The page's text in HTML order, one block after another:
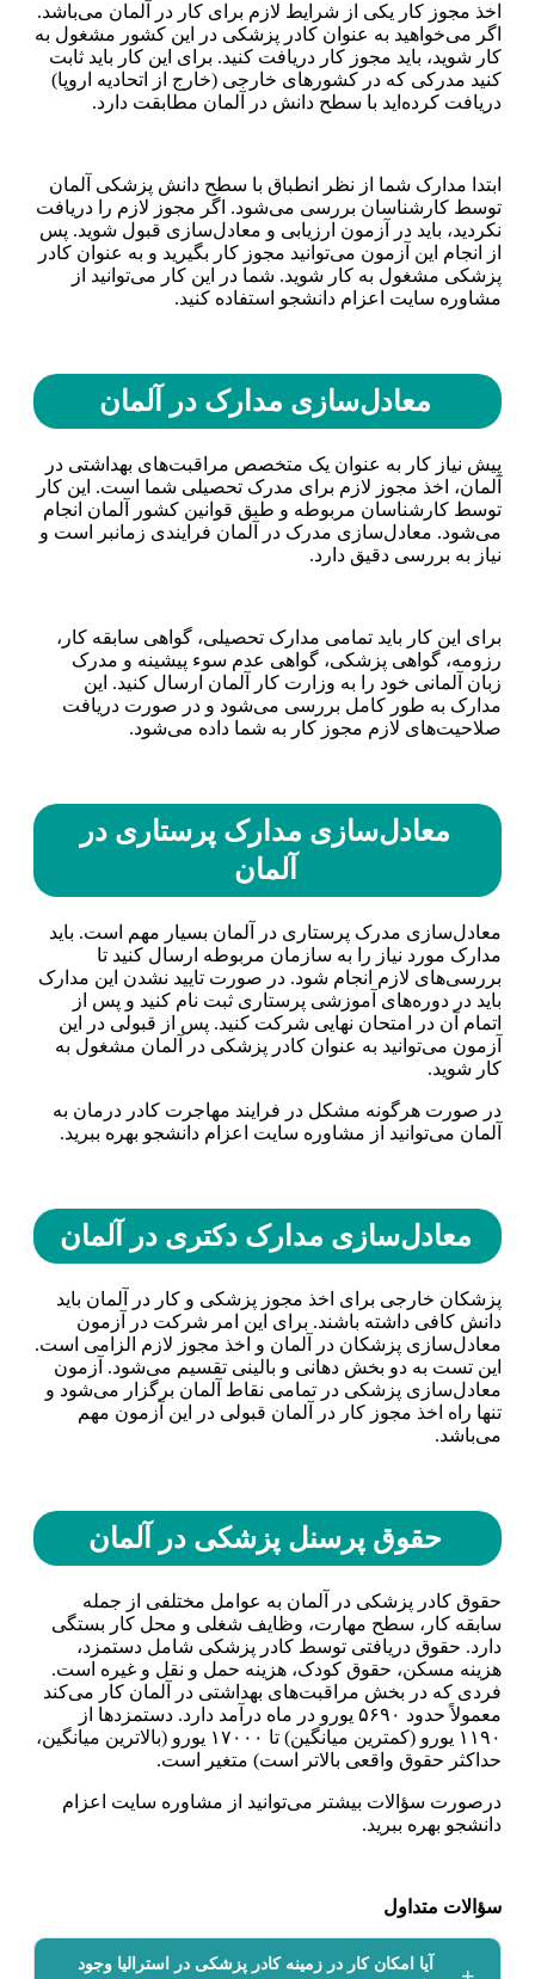
اخذ مجوز کار یکی از شرایط لازم برای کار در آلمان می‌باشد.
اگر می‌خواهید به عنوان کادر پزشکی در این کشور مشغول به
کار شوید، باید مجوز کار دریافت کنید. برای این کار باید ثابت
کنید مدرکی که در کشور‌های خارجی (خارج از اتحادیه اروپا)
دریافت کرده‌اید با سطح دانش در آلمان مطابقت دارد.
ابتدا مدارک شما از نظر انطباق با سطح دانش پزشکی آلمان
توسط کارشناسان بررسی می‌شود. اگر مجوز لازم را دریافت
نکردید، باید در آزمون ارزیابی و معادل‌سازی قبول شوید. پس
از انجام این آزمون می‌توانید مجوز کار بگیرید و به عنوان کادر
پزشکی مشغول به کار شوید. شما در این کار می‌توانید از
مشاوره سایت اعزام دانشجو استفاده کنید.
معادل‌سازی مدارک در آلمان
پیش نیاز کار به عنوان یک متخصص مراقبت‌های بهداشتی در
آلمان، اخذ مجوز لازم برای مدرک تحصیلی شما است. این کار
توسط کارشناسان مربوطه و طبق قوانین کشور آلمان انجام
می‌شود. معادل‌سازی مدرک در آلمان فرایندی زمانبر است و
نیاز به بررسی دقیق دارد.
برای این کار باید تمامی مدارک تحصیلی، گواهی سابقه کار،
رزومه، گواهی پزشکی، گواهی عدم سوء پیشینه و مدرک
زبان آلمانی خود را به وزارت کار آلمان ارسال کنید. این
مدارک به طور کامل بررسی می‌شود و در صورت دریافت
صلاحیت‌های لازم مجوز کار به شما داده می‌شود.
معادل‌سازی مدارک پرستاری در
آلمان
معادل‌سازی مدرک پرستاری در آلمان بسیار مهم است. باید
مدارک مورد نیاز را به سازمان مربوطه ارسال کنید تا
بررسی‌های لازم انجام شود. در صورت تایید نشدن این مدارک
باید در دوره‌های آموزشی پرستاری ثبت نام کنید و پس از
اتمام آن در امتحان نهایی شرکت کنید. پس از قبولی در این
آزمون می‌توانید به عنوان کادر پزشکی در آلمان مشغول به
کار شوید.
در صورت هرگونه مشکل در فرایند مهاجرت کا‌در درمان به
آلمان می‌توانید از مشاوره سایت اعزام دانشجو بهره ببرید.
معادل‌سازی مدارک دکتری در آلمان
پزشکان خارجی برای اخذ مجوز پزشکی و کار در آلمان باید
دانش کافی داشته باشند. برای این امر شرکت در آزمون
معادل‌سازی پزشکان در آلمان و اخذ مجوز لازم الزامی است.
این تست به دو بخش دهانی و بالینی تقسیم می‌شود. آزمون
معادل‌سازی پزشکی در تمامی نقاط آلمان برگزار می‌شود و
تنها راه اخذ مجوز کار در آلمان قبولی در این آزمون مهم
می‌باشد.
حقوق پرسنل پزشکی در آلمان
حقوق کادر پزشکی در آلمان به عوامل مختلفی از جمله
سابقه کار، سطح مهارت، وظایف شغلی و محل کار بستگی
دارد. حقوق دریافتی توسط کادر پزشکی شامل دستمزد،
هزینه مسکن، حقوق کودک، هزینه حمل و نقل و غیره است.
فردی که در بخش مراقبت‌های بهداشتی در آلمان کار می‌کند
معمولاً حدود ۵۶۹۰ یورو در ماه درآمد دارد. دستمزد‌ها از
۱۱۹۰ یورو (کمترین میانگین) تا ۱۷۰۰۰ یورو (بالاترین میانگین،
حداکثر حقوق واقعی بالاتر است) متغیر است.
درصورت سؤالات بیشتر می‌توانید از مشاوره سایت اعزام
دانشجو بهره ببرید.
سؤالات متداول
آیا امکان کار در زمینه کادر پزشکی در استرالیا وجود